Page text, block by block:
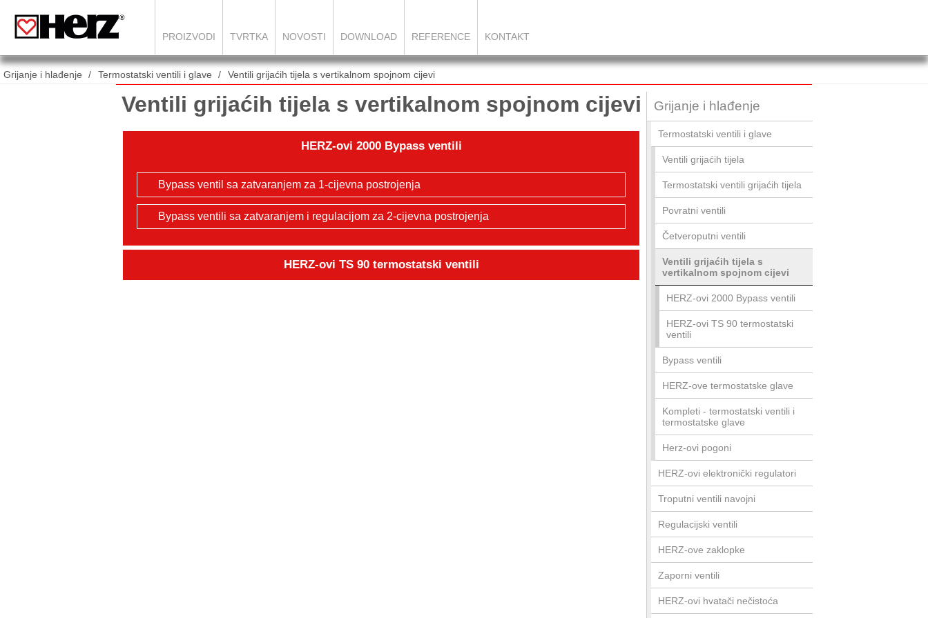
PROIZVODI TVRTKA NOVOSTI DOWNLOAD REFERENCE KONTAKT
Grijanje i hlađenje Termostatski ventili i glave Ventili grijaćih tijela s vertikalnom spojnom cijevi
Ventili grijaćih tijela s vertikalnom spojnom cijevi
HERZ-ovi 2000 Bypass ventili
Bypass ventil sa zatvaranjem za 1-cijevna postrojenja
Bypass ventili sa zatvaranjem i regulacijom za 2-cijevna postrojenja
HERZ-ovi TS 90 termostatski ventili
Grijanje i hlađenje
Termostatski ventili i glave
Ventili grijaćih tijela
Termostatski ventili grijaćih tijela
Povratni ventili
Četveroputni ventili
Ventili grijaćih tijela s
vertikalnom spojnom cijevi
HERZ-ovi 2000 Bypass ventili
HERZ-ovi TS 90 termostatski
ventili
Bypass ventili
HERZ-ove termostatske glave
Kompleti - termostatski ventili i
termostatske glave
Herz-ovi pogoni
HERZ-ovi elektronički regulatori
Troputni ventili navojni
Regulacijski ventili
HERZ-ove zaklopke
Zaporni ventili
HERZ-ovi hvatači nečistoća